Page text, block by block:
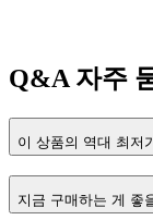
Q&A 자주
이 상품의 역대 최저
지금 구매하는 게 좋